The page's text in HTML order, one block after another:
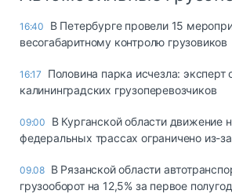
16:40
В Петербурге провели 15
весогабаритному контролю грузовиков
16:17
Половина парка исчезла: эксперт
калининградских грузоперевозчиков
09:00
В Курганской области движение
федеральных трассах ограничено из-
09.08 В Рязанской области
грузооборот на 12,5% за первое